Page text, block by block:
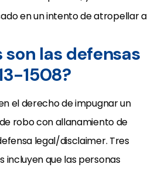
en un intento de atropellar a
son las defensas
1508?
el derecho de impugnar un
robo con allanamiento de
legal/disclaimer. Tres
incluyen que las personas